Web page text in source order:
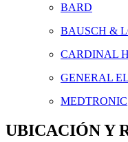
BARD
BAUSCH &
CARDINAL
GENERAL
MEDTRONIC
UBICACIÓN Y